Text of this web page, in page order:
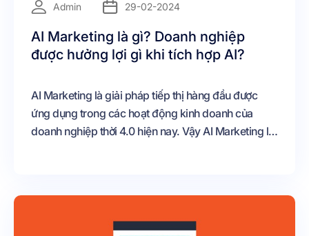
Admin 29-02-2024
AI Marketing là gì? Doanh nghiệp
được hưởng lợi gì khi tích hợp AI?
AI Marketing là giải pháp tiếp thị hàng đầu được
ứng dụng trong các hoạt động kinh doanh của
doanh nghiệp thời 4.0 hiện nay. Vậy AI Marketing là